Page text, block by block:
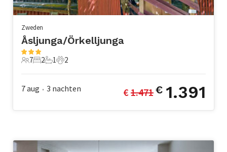
Zweden
Åsljunga/Örkelljunga
7 Gasten
7
2 Slaapkamers
2
1 Badkamer
1
2 Huisdieren
2
7 aug • 3 nachten € 1.471€ 1.391